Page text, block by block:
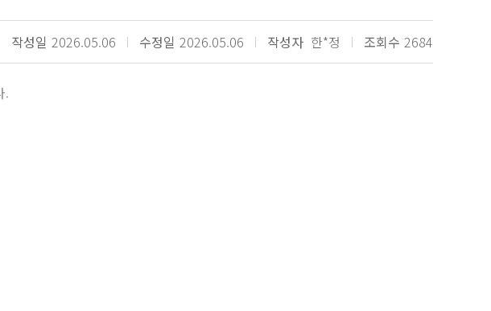
작성일 2026.05.06 수정일 2026.05.06 작성자 한*정 조회수 2684
.